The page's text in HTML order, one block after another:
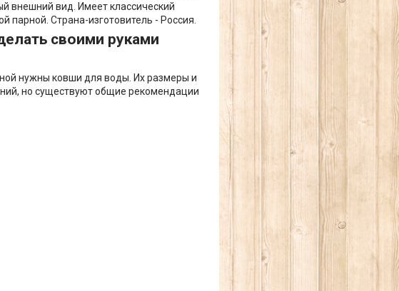
внешний вид. Имеет классический
парной. Страна-изготовитель - Россия.
своими руками
нужны ковши для воды. Их размеры и
но существуют общие рекомендации